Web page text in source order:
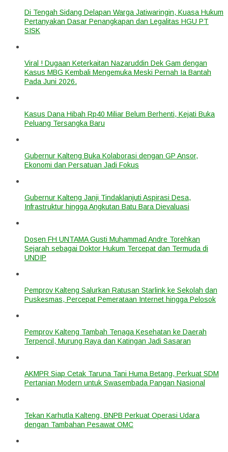
Di Tengah Sidang Delapan Warga Jatiwaringin, Kuasa Hukum
Pertanyakan Dasar Penangkapan dan Legalitas HGU PT
SISK
Viral ! Dugaan Keterkaitan Nazaruddin Dek Gam dengan
Kasus MBG Kembali Mengemuka Meski Pernah Ia Bantah
Pada Juni 2026.
Kasus Dana Hibah Rp40 Miliar Belum Berhenti, Kejati Buka
Peluang Tersangka Baru
Gubernur Kalteng Buka Kolaborasi dengan GP Ansor,
Ekonomi dan Persatuan Jadi Fokus
Gubernur Kalteng Janji Tindaklanjuti Aspirasi Desa,
Infrastruktur hingga Angkutan Batu Bara Dievaluasi
Dosen FH UNTAMA Gusti Muhammad Andre Torehkan
Sejarah sebagai Doktor Hukum Tercepat dan Termuda di
UNDIP
Pemprov Kalteng Salurkan Ratusan Starlink ke Sekolah dan
Puskesmas, Percepat Pemerataan Internet hingga Pelosok
Pemprov Kalteng Tambah Tenaga Kesehatan ke Daerah
Terpencil, Murung Raya dan Katingan Jadi Sasaran
AKMPR Siap Cetak Taruna Tani Huma Betang, Perkuat SDM
Pertanian Modern untuk Swasembada Pangan Nasional
Tekan Karhutla Kalteng, BNPB Perkuat Operasi Udara
dengan Tambahan Pesawat OMC